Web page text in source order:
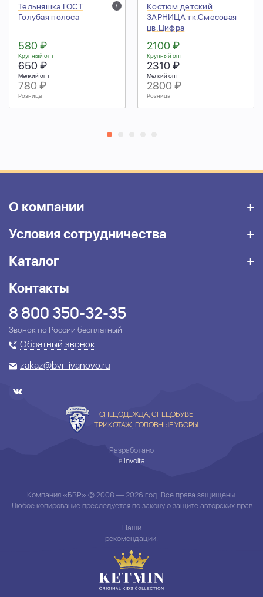
Тельняшка ГОСТ
Голубая полоса
i
580 ₽
Крупный опт
650 ₽
Мелкий опт
780 ₽
Розница
Костюм детский
ЗАРНИЦА тк.Смесовая
цв.Цифра
2100 ₽
Крупный опт
2310 ₽
Мелкий опт
2800 ₽
Розница
О компании
Условия сотрудничества
Каталог
Контакты
8 800 350-32-35
Звонок по России бесплатный
Обратный звонок
zakaz@bvr-ivanovo.ru
СПЕЦОДЕЖДА, СПЕЦОБУВЬ
ТРИКОТАЖ, ГОЛОВНЫЕ УБОРЫ
Разработано
в Involta
Компания «БВР» © 2008 — 2026 год. Все права защищены.
Любое копирование преследуется по закону о защите авторских прав
Наши
рекомендации: